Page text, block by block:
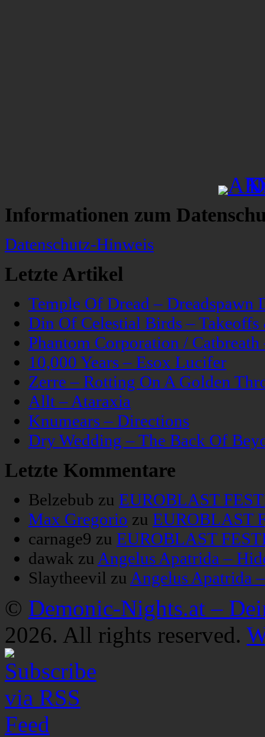
Informationen zum
Datenschutz-Hinweis
Letzte Artikel
Temple Of Dread – Dreadspawn
Din Of Celestial Birds –
Phantom Corporation /
10,000 Years – Esox Lucifer
Zerre – Rotting On A Golden
Allt – Ataraxia
Knumears – Directions
Dry Wedding – The Back Of
Letzte Kommentare
Belzebub zu EUROBLAST
Max Gregorio zu EUROBLAST
carnage9 zu EUROBLAST
dawak zu Angelus Apatrida –
Slaytheevil zu Angelus Apatrida
© Demonic-Nights.at –
2026. All rights reserved.